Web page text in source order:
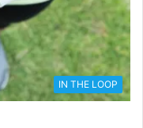
IN THE LOOP